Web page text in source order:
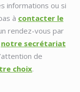
informations ou si
à contacter le
rendez-vous par
notre secrétariat
de
choix.